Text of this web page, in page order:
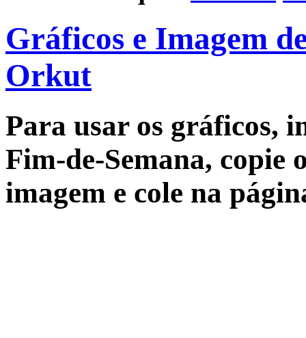
Gráficos e Imagem
Orkut
Para usar os gráficos,
Fim-de-Semana, copie
imagem e cole na